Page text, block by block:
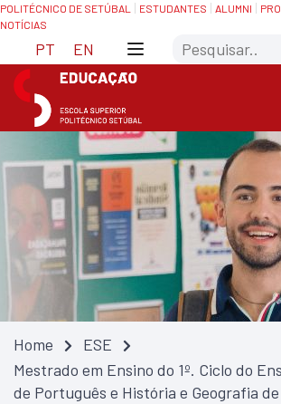
Skip
to
Content
Saltar
para
navegação
POLITÉCNICO DE SETÚBAL ESTUDANTES ALUMNI
NOTÍCIAS
PT EN Search
Home
ESE
Mestrado em Ensino do 1º. Ciclo do
de Português e História e Geografia